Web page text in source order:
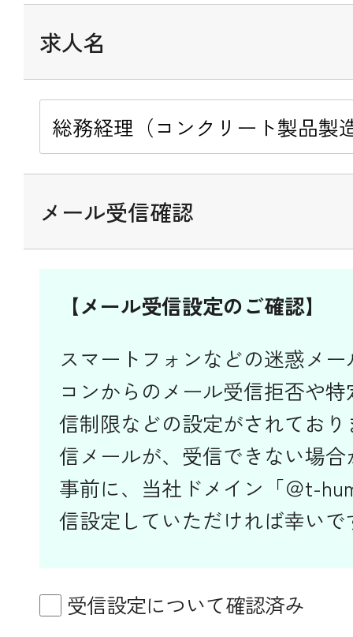
求人名
メール受信確認
【メール受信設定のご確認】
スマートフォンなどの迷惑メ
コンからのメール受信拒否や
信制限などの設定がされてお
信メールが、受信できない場
事前に、当社ドメイン「＠t-
信設定していただければ幸いで
受信設定について確認済み